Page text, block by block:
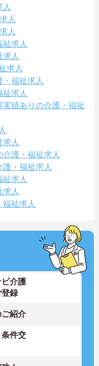
人
人
求人
人
求人
福祉求人
求人
績ありの介護・福祉
人
護・福祉求人
・福祉求人
求人
人
祉求人
介護
録
紹介
件交